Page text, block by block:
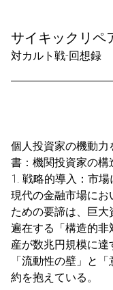
Content
サイキックリペ
対カルト戦-回想録
個人投資家の機動
書：機関投資家の
1. 戦略的導入：市
現代の金融市場にお
ための要諦は、巨
遍在する「構造的
産が数兆円規模に
「流動性の壁」と
約を抱えている。